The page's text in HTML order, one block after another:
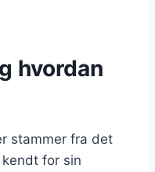
hvordan
stammer fra det
for sin